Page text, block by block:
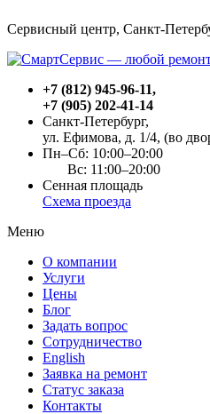
Сервисный центр, Cанкт-
+7 (812) 945-96-11,
+7 (905) 202-41-14
Санкт-Петербург,
ул. Ефимова, д. 1/4, (во
Пн–Сб: 10:00–20:00
Вс: 11:00–20:00
Сенная площадь
Схема проезда
Меню
О компании
Услуги
Цены
Блог
Задать вопрос
Сотрудничество
English
Заявка на ремонт
Статус заказа
Контакты